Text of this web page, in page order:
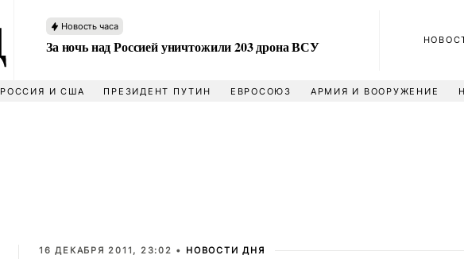
Новость часа
За ночь над Россией уничтожили 203 дрона ВСУ
РОССИЯ И США ПРЕЗИДЕНТ ПУТИН ЕВРОСОЮЗ АРМИЯ И ВООРУЖЕНИЕ
16 ДЕКАБРЯ 2011, 23:02 • НОВОСТИ ДНЯ